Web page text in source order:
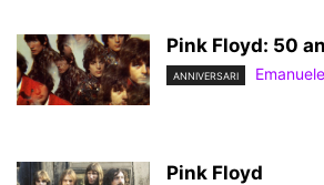
Pink Floyd: 50
ANNIVERSARI
Pink Floyd